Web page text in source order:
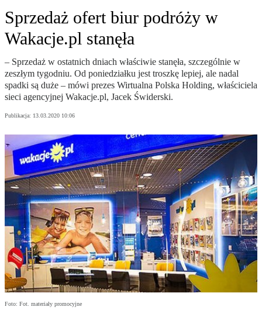
Sprzedaż ofert biur podróży w
Wakacje.pl stanęła
– Sprzedaż w ostatnich dniach właściwie stanęła, szczególnie w
zeszłym tygodniu. Od poniedziałku jest troszkę lepiej, ale nadal
spadki są duże – mówi prezes Wirtualna Polska Holding, właściciela
sieci agencyjnej Wakacje.pl, Jacek Świderski.
Publikacja: 13.03.2020 10:06
Foto: Fot. materiały promocyjne